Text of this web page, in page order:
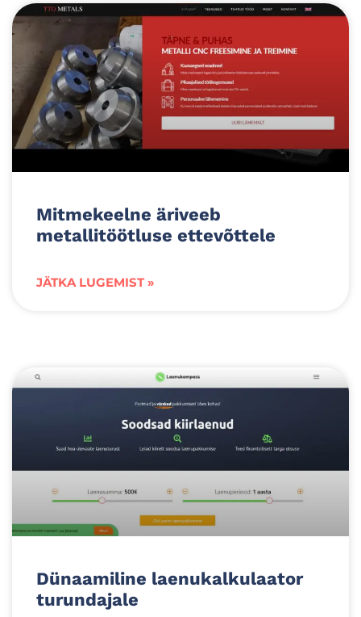
Mitmekeelne äriveeb
metallitöötluse ettevõttele
JÄTKA LUGEMIST »
Dünaamiline laenukalkulaator
turundajale